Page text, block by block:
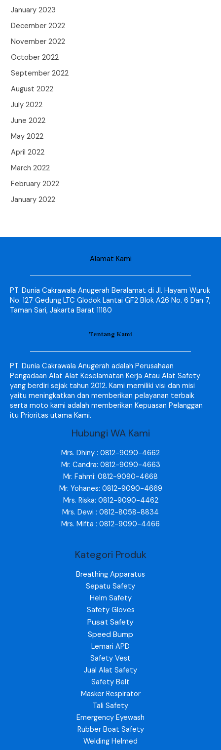
January 2023
December 2022
November 2022
October 2022
September 2022
August 2022
July 2022
June 2022
May 2022
April 2022
March 2022
February 2022
January 2022
Alamat Kami
PT. Dunia Cakrawala Anugerah Beralamat di Jl. Hayam Wuruk
No. 127 Gedung LTC Glodok Lantai GF2 Blok A26 No. 6 Dan 7,
Taman Sari, Jakarta Barat 11180
Tentang Kami
PT. Dunia Cakrawala Anugerah adalah Perusahaan
Pengadaan Alat Alat Keselamatan Kerja Atau Alat Safety
yang berdiri sejak tahun 2012. Kami memiliki visi dan misi
yaitu meningkatkan dan memberikan pelayanan terbaik
serta moto kami adalah memberikan Kepuasan Pelanggan
itu Prioritas utama Kami.
Hubungi WA Kami
Mrs. Dhiny : 0812-9090-4662
Mr. Candra: 0812-9090-4663
Mr. Fahmi: 0812-9090-4668
Mr. Yohanes: 0812-9090-4669
Mrs. Riska: 0812-9090-4462
Mrs. Dewi : 0812-8058-8834
Mrs. Mifta : 0812-9090-4466
Kategori Produk
Breathing Apparatus
Sepatu Safety
Helm Safety
Safety Gloves
Pusat Safety
Speed Bump
Lemari APD
Safety Vest
Jual Alat Safety
Safety Belt
Masker Respirator
Tali Safety
Emergency Eyewash
Rubber Boat Safety
Welding Helmed